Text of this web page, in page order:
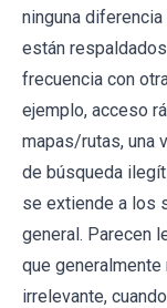
ninguna
están
frecuencia con
ejemplo, acceso
mapas/rutas, una
de búsqueda
se extiende a los
general. Parecen
que generalmente
irrelevante,